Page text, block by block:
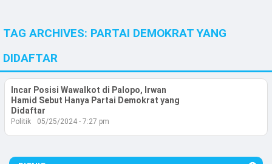
Metro
Ekonomi
Bisnis
Kesehatan
TAG ARCHIVES: PARTAI DEMOKRAT YANG
DIDAFTAR
Incar Posisi Wawalkot di Palopo, Irwan
Hamid Sebut Hanya Partai Demokrat yang
Didaftar
Politik 05/25/2024 - 7:27 pm